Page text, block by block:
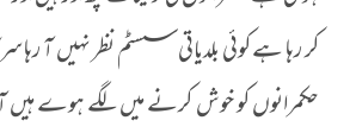
کر رہا ہے کوئی بلدیاتی سسٹم نظر نہیں آ
حکمرانوں کو خوش کرنے میں لگے ہوے ہیں